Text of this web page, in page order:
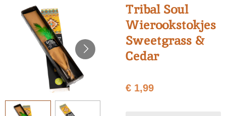
Tribal Soul
Wierookstokjes
Sweetgrass &
Cedar
€ 1,99